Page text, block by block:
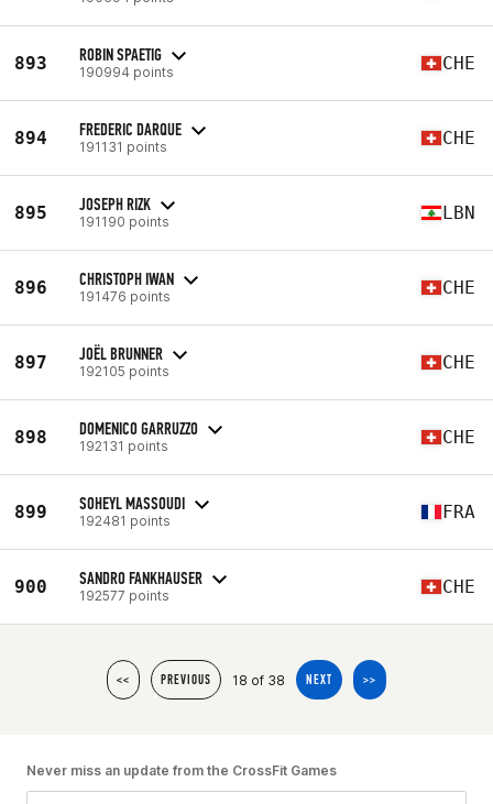
893 ROBIN SPAETIG
190994 points CHE
894 FREDERIC DARQUE
191131 points CHE
895 JOSEPH RIZK
191190 points LBN
896 CHRISTOPH IWAN
191476 points CHE
897 JOËL BRUNNER
192105 points CHE
898 DOMENICO GARRUZZO
192131 points CHE
899 SOHEYL MASSOUDI
192481 points FRA
900 SANDRO FANKHAUSER
192577 points CHE
<< PREVIOUS 18 of 38 NEXT >>
Never miss an update from the CrossFit Games